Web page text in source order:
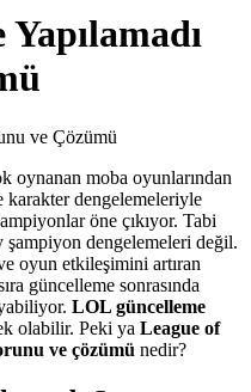
oynanan moba oyunlarından
dengelemeleriyle
öne çıkıyor. Tabi
dengelemeleri değil.
oyun etkileşimini artıran
güncelleme sonrasında
LOL güncelleme
olabilir. Peki ya League of
ve çözümü nedir?